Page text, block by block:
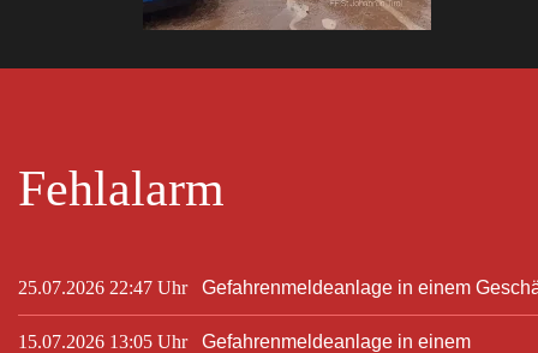
Fehlalarm
25.07.2026 22:47 Uhr Gefahrenmeldeanlage in einem
15.07.2026 13:05 Uhr
Gefahrenmeldeanlage in einem